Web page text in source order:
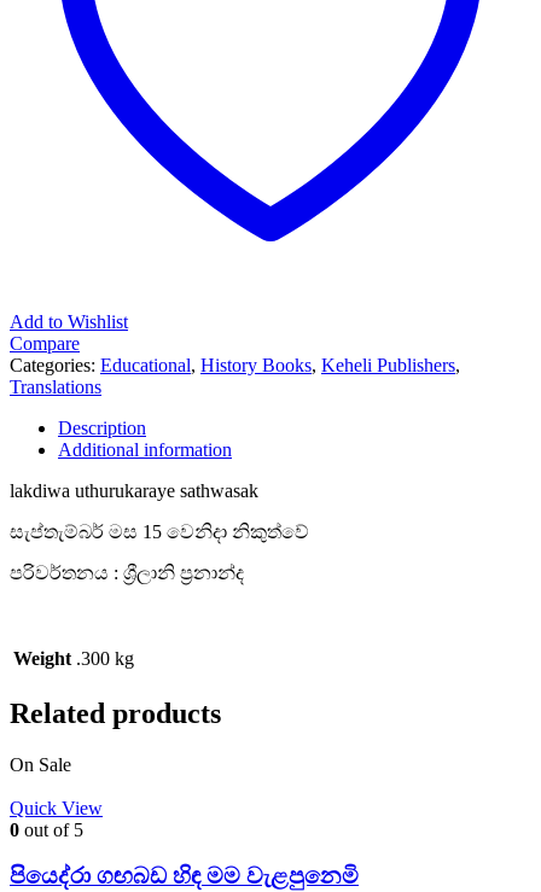
Add to Wishlist
Compare
Categories: Educational, History Books, Keheli Publishers,
Translations
Description
Additional information
lakdiwa uthurukaraye sathwasak
සැප්තැම්බර් මස 15 වෙනිදා නිකුත්වේ
පරිවර්තනය : ශ්‍රීලානි ප්‍රනාන්ද
Weight .300 kg
Related products
On Sale
Quick View
0 out of 5
පියෙද්රා ගඟබඩ හිඳ මම වැළපුනෙමි